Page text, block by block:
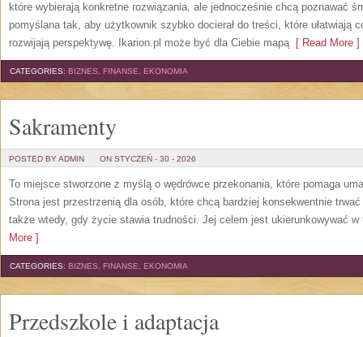
które wybierają konkretne rozwiązania, ale jednocześnie chcą poznawać
pomyślana tak, aby użytkownik szybko docierał do treści, które ułatwiają
rozwijają perspektywę. Ikarion.pl może być dla Ciebie mapą[ Read More ]
CATEGORIES: BIZNES, FINANSE, EKONOMIA
Sakramenty
POSTED BY ADMIN ON STYCZEŃ - 30 - 2026
To miejsce stworzone z myślą o wędrówce przekonania, które pomaga
Strona jest przestrzenią dla osób, które chcą bardziej konsekwentnie
także wtedy, gdy życie stawia trudności. Jej celem jest ukierunkowywać
More ]
CATEGORIES: BIZNES, FINANSE, EKONOMIA
Przedszkole i adaptacja